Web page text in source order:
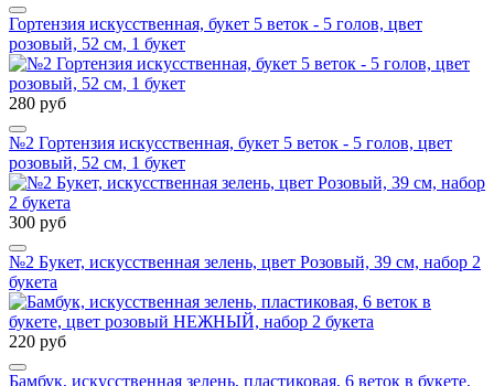
Гортензия искусственная, букет 5 веток - 5 голов, цвет
розовый, 52 см, 1 букет
280 руб
№2 Гортензия искусственная, букет 5 веток - 5 голов, цвет
розовый, 52 см, 1 букет
300 руб
№2 Букет, искусственная зелень, цвет Розовый, 39 см, набор 2
букета
220 руб
Бамбук, искусственная зелень, пластиковая, 6 веток в букете,